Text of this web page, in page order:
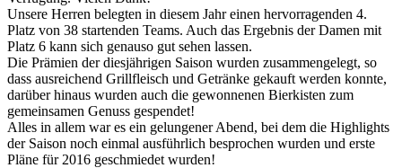
Unsere Herren belegten in diesem Jahr einen hervorragenden 4.
Platz von 38 startenden Teams. Auch das Ergebnis der Damen mit
Platz 6 kann sich genauso gut sehen lassen.
Die Prämien der diesjährigen Saison wurden zusammengelegt, so
dass ausreichend Grillfleisch und Getränke gekauft werden konnte,
darüber hinaus wurden auch die gewonnenen Bierkisten zum
gemeinsamen Genuss gespendet!
Alles in allem war es ein gelungener Abend, bei dem die Highlights
der Saison noch einmal ausführlich besprochen wurden und erste
Pläne für 2016 geschmiedet wurden!